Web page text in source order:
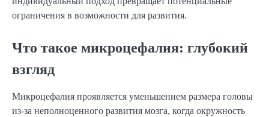
ограничения в возможности для развития.
Что такое микроцефалия: глубокий
взгляд
Микроцефалия проявляется уменьшением размера головы
из-за неполноценного развития мозга, когда окружность